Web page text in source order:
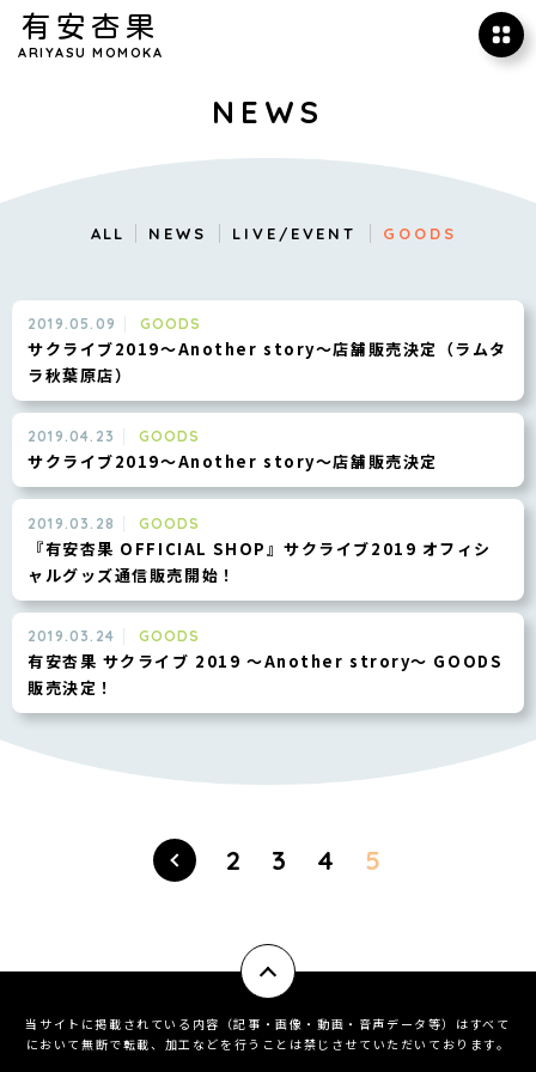
有安杏果
ARIYASU MOMOKA
NEWS
ALL NEWS LIVE/EVENT GOODS
2019.05.09 GOODS
サクライブ2019～Another story～店舗販売決定（ラムタ
ラ秋葉原店）
2019.04.23 GOODS
サクライブ2019～Another story～店舗販売決定
2019.03.28 GOODS
『有安杏果 OFFICIAL SHOP』サクライブ2019 オフィシ
ャルグッズ通信販売開始！
2019.03.24 GOODS
有安杏果 サクライブ 2019 ～Another strory～ GOODS
販売決定！
2 3 4 5
当サイトに掲載されている内容（記事・画像・動画・音声データ等）はすべて
において無断で転載、加工などを行うことは禁じさせていただいております。